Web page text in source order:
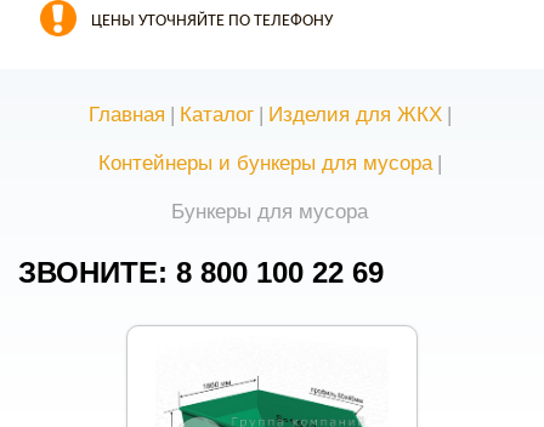
ЦЕНЫ УТОЧНЯЙТЕ ПО ТЕЛЕФОНУ
Главная | Каталог | Изделия для ЖКХ |
Контейнеры и бункеры для мусора |
Бункеры для мусора
ЗВОНИТЕ: 8 800 100 22 69